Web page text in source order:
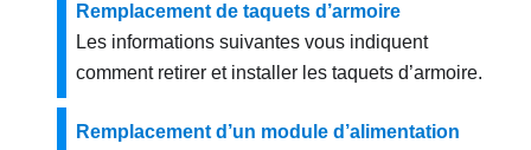
Remplacement de taquets d’armoire
Les informations suivantes vous indiquent
comment retirer et installer les taquets d’armoire.
Remplacement d’un module d’alimentation